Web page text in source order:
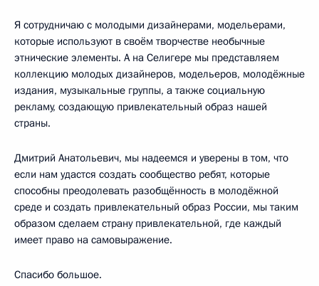
Я сотрудничаю с молодыми дизайнерами, модельерами,
которые используют в своём творчестве необычные
этнические элементы. А на Селигере мы представляем
коллекцию молодых дизайнеров, модельеров, молодёжные
издания, музыкальные группы, а также социальную
рекламу, создающую привлекательный образ нашей
страны.
Дмитрий Анатольевич, мы надеемся и уверены в том, что
если нам удастся создать сообщество ребят, которые
способны преодолевать разобщённость в молодёжной
среде и создать привлекательный образ России, мы таким
образом сделаем страну привлекательной, где каждый
имеет право на самовыражение.
Спасибо большое.